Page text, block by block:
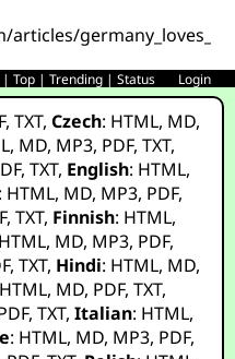
articles/
|Top |Trending |Status Login
,TXT,Czech: HTML, MD,
, MD, MP3, PDF,TXT,
,TXT, English: HTML,
: HTML, MD, MP3, PDF,
,TXT, Finnish: HTML,
HTML, MD, MP3, PDF,
,TXT, Hindi: HTML, MD,
HTML, MD, PDF,TXT,
,TXT,Italian: HTML,
: HTML, MD, MP3, PDF,